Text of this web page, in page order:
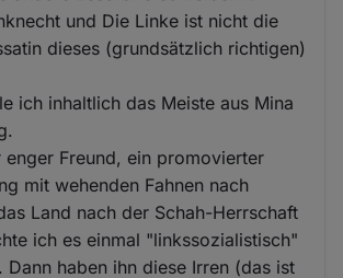
und Die Linke ist nicht die
dieses (grundsätzlich richtigen)
ich inhaltlich das Meiste aus Mina
enger Freund, ein promovierter
mit wehenden Fahnen nach
Land nach der Schah-Herrschaft
ich es einmal "linkssozialistisch"
Dann haben ihn diese Irren (das ist